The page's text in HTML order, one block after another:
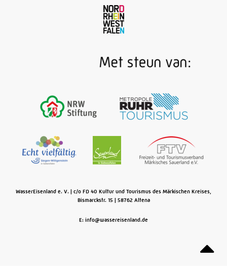
WasserEisenland e. V.
c/o FD 40 Kultur und Tourismus des Märkischen Kreises,
Bismarckstr. 15
58762 Altena
E: info@wassereisenland.de